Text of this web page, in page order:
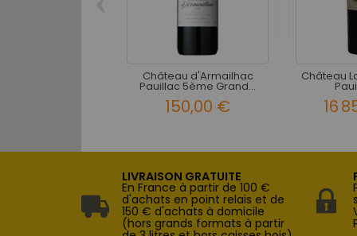
Château d'Armailhac
Pauillac 5ème Grand...
150,00 €
Château
16
LIVRAISON GRATUITE
En France à partir de 100 €
d'achats en point relais et de
150 € d'achats à domicile
(hors grands formats à partir